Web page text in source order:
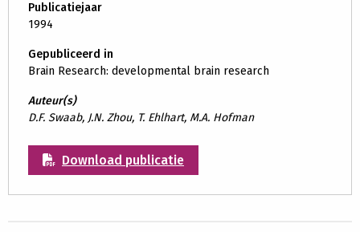
Publicatiejaar
1994
Gepubliceerd in
Brain Research: developmental brain research
Auteur(s)
D.F. Swaab, J.N. Zhou, T. Ehlhart, M.A. Hofman
Download publicatie